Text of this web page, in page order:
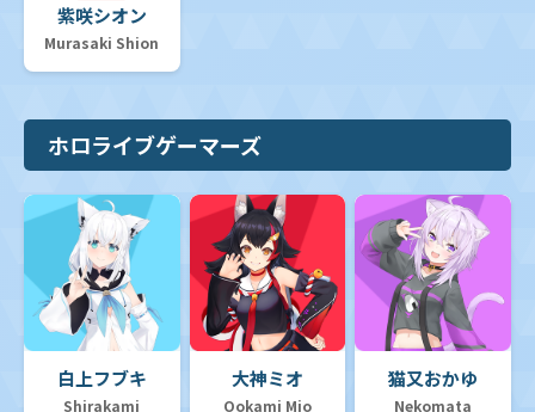
紫咲シオン
Murasaki Shion
ホロライブゲーマーズ
白上フブキ
Shirakami
大神ミオ
Ookami Mio
猫又おかゆ
Nekomata